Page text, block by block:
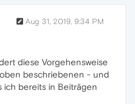
Aug 31, 2019, 9:34 PM
diese Vorgehensweise
beschriebenen - und
ich bereits in Beiträgen